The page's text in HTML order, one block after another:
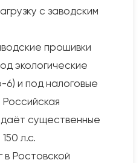
с заводским
прошивки
экологические
6) и под налоговые
существенные
л.с.
в Ростовской